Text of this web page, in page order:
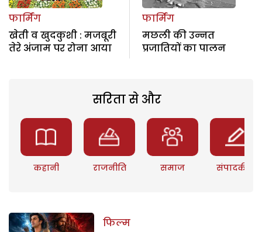
फार्मिंग
खेती व खुदकुशी : मजबूरी
तेरे अंजाम पर रोना आया
फार्मिंग
मछली की उन्नत
प्रजातियों का पालन
सरिता से और
कहानी राजनीति समाज संपादकीय
फिल्म